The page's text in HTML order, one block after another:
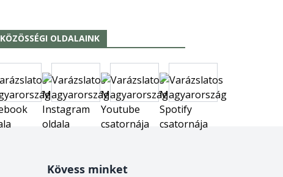
KÖZÖSSÉGI OLDALAINK
Kövess minket